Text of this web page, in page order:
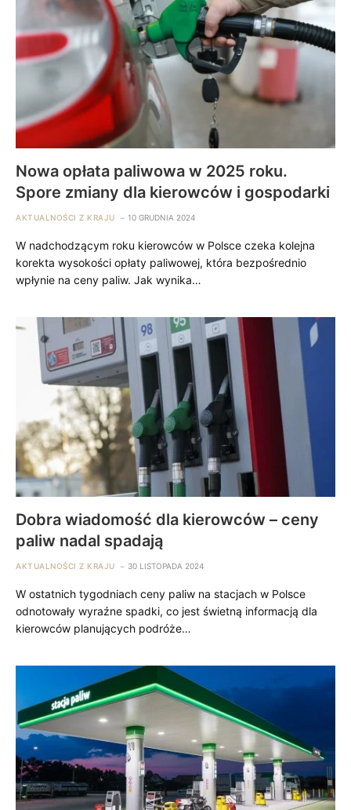
Nowa opłata paliwowa w 2025 roku.
Spore zmiany dla kierowców i gospodarki
AKTUALNOŚCI Z KRAJU 10 GRUDNIA 2024
W nadchodzącym roku kierowców w Polsce czeka kolejna
korekta wysokości opłaty paliwowej, która bezpośrednio
wpłynie na ceny paliw. Jak wynika…
Dobra wiadomość dla kierowców – ceny
paliw nadal spadają
AKTUALNOŚCI Z KRAJU 30 LISTOPADA 2024
W ostatnich tygodniach ceny paliw na stacjach w Polsce
odnotowały wyraźne spadki, co jest świetną informacją dla
kierowców planujących podróże…